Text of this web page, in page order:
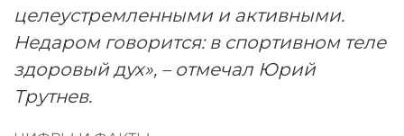
целеустремленными и активными.
Недаром говорится: в спортивном теле
здоровый дух», – отмечал Юрий
Трутнев.